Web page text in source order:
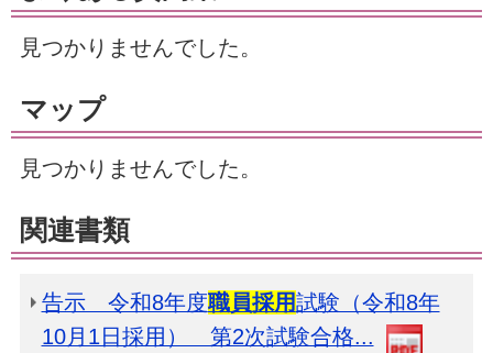
見つかりませんでした。
マップ
見つかりませんでした。
関連書類
告示 令和8年度職員採用試験（令和8年
10月1日採用） 第2次試験合格...